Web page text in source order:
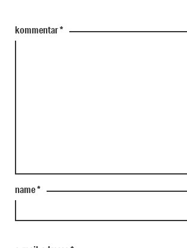
kommentar*
name*